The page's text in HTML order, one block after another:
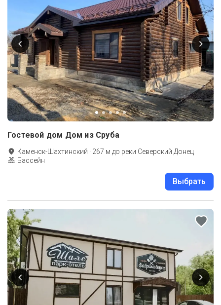
Гостевой дом Дом из Сруба
Каменск-Шахтинский · 267 м до реки Северский Донец
Бассейн
Выбрать